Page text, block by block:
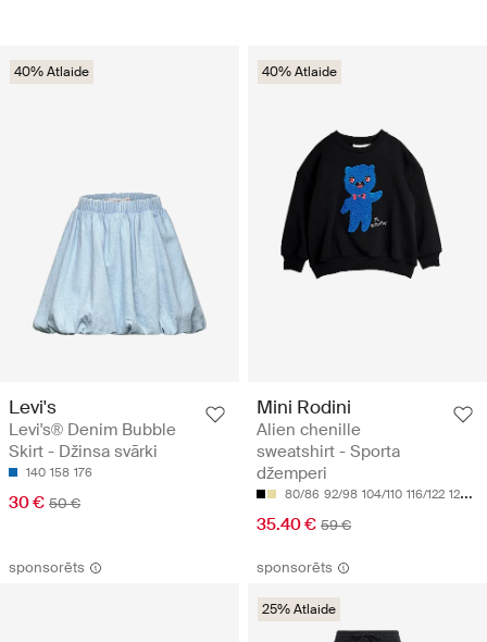
40% Atlaide
Levi's
Levi's® Denim Bubble
Skirt - Džinsa svārki
140 158 176
30 € 50 €
40% Atlaide
Mini Rodini
Alien chenille
sweatshirt - Sporta
džemperi
80/86 92/98 104/110 116/122 128/134
35.40 € 59 €
sponsorēts sponsorēts
25% Atlaide